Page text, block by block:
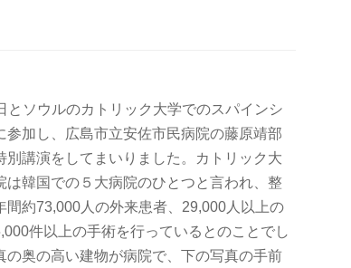
とソウルのカトリック大学でのスパインシ
参加し、広島市立安佐市民病院の藤原靖部
別講演をしてまいりました。カトリック大
は韓国での５大病院のひとつと言われ、整
間約73,000人の外来患者、29,000人以上の
件以上の手術を行っているとのことでし
の奥の高い建物が病院で、下の写真の手前